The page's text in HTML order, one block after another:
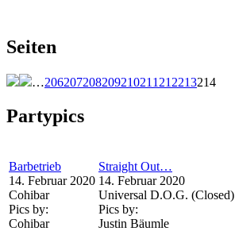
Seiten
…206207208209210211 212213214
Partypics
Barbetrieb
14. Februar 2020
Cohibar
Pics by:
Cohibar
Straight Out…
14. Februar 2020
Universal D.O.G. (Closed)
Pics by:
Justin Bäumle